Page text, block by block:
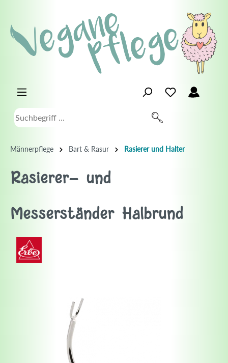
Männerpflege Bart & Rasur Rasierer und Halter
Rasierer- und
Messerständer Halbrund